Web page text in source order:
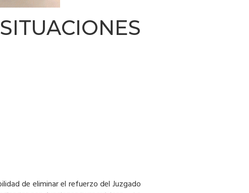
de eliminar el refuerzo del Juzgado